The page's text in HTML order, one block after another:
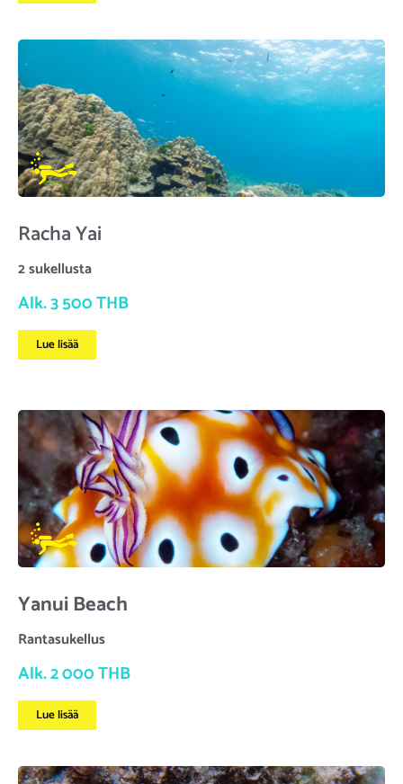
Racha Yai
2 sukellusta
Alk. 3 500 THB
Lue lisää
Yanui Beach
Rantasukellus
Alk. 2 000 THB
Lue lisää